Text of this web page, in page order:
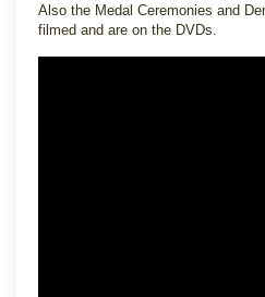
Also the Medal Ceremonies and
filmed and are on the DVDs.